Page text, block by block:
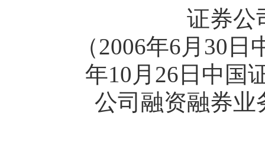
证券公
（2006年6月30
年10 月 26 日 中国
公司融资融券业